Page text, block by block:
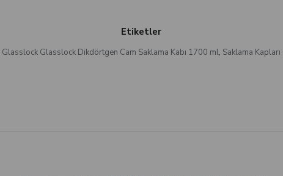
Etiketler
Glasslock Glasslock Dikdörtgen Cam Saklama Kabı 1700 ml, Saklama